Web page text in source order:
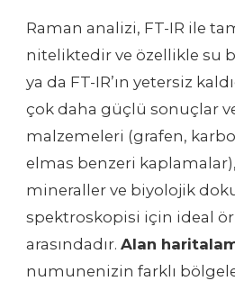
Raman analizi, FT-IR ile
niteliktedir ve özellikle su
ya da FT-IR’ın yetersiz
çok daha güçlü sonuçlar
malzemeleri (grafen,
elmas benzeri
mineraller ve biyolojik
spektroskopisi için ideal
arasındadır.Alan
numunenizin farklı